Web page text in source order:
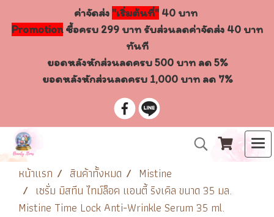
ค่าจัดส่ง "เริ่มต้นที่" 40 บาท
Promotionซื้อครบ 299 บาท รับส่วนลดค่าจัดส่ง 40 บาท
ทันที
ยอดหลังหักส่วนลดครบ 500 บาท ลด 5%
ยอดหลังหักส่วนลดครบ 1,000 บาท ลด 7%
หน้าแรก สินค้าทั้งหมด
Mistine
เซรั่ม มิสทีน ไทม์ล็อค แอนตี้ ริงเคิล ขนาด 35 มล.
Mistine Time Lock Anti-Wrinkle Serum 35 ml.